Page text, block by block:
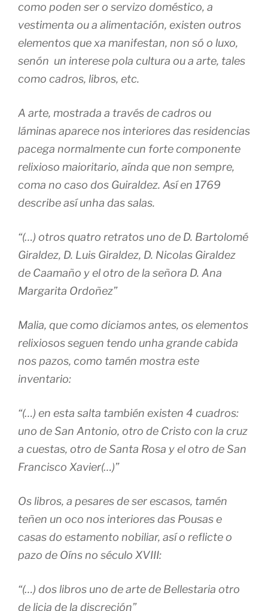
como poden ser o servizo doméstico, a
vestimenta ou a alimentación, existen outros
elementos que xa manifestan, non só o luxo,
senón un interese pola cultura ou a arte, tales
como cadros, libros, etc.
A arte, mostrada a través de cadros ou
láminas aparece nos interiores das residencias
pacega normalmente cun forte componente
relixioso maioritario, aínda que non sempre,
coma no caso dos Guiraldez. Así en 1769
describe así unha das salas.
“(…) otros quatro retratos uno de D. Bartolomé
Giraldez, D. Luis Giraldez, D. Nicolas Giraldez
de Caamaño y el otro de la señora D. Ana
Margarita Ordoñez”
Malia, que como diciamos antes, os elementos
relixiosos seguen tendo unha grande cabida
nos pazos, como tamén mostra este
inventario:
“(…) en esta salta también existen 4 cuadros:
uno de San Antonio, otro de Cristo con la cruz
a cuestas, otro de Santa Rosa y el otro de San
Francisco Xavier(…)”
Os libros, a pesares de ser escasos, tamén
teñen un oco nos interiores das Pousas e
casas do estamento nobiliar, así o reflicte o
pazo de Oíns no século XVIII:
“(…) dos libros uno de arte de Bellestaria otro
de licia de la discreción”